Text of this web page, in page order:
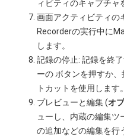
ィビティのキャプチャ
画面アクティビティの
Recorderの実行中に
します。
記録の停止: 記録を終
ーの ボタンを押すか
トカットを使用します。
プレビューと編集 (オ
ューし、内蔵の編集
の追加などの編集を行